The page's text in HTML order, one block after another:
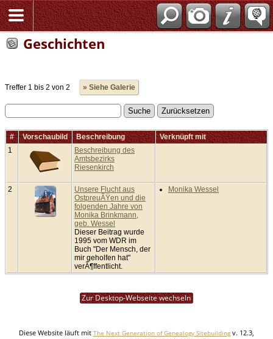
Geschichten
Treffer 1 bis 2 von 2 » Siehe Galerie
# Vorschaubild Beschreibung
Verknüpft mit
1
Beschreibung des
Amtsbezirks
Riesenkirch
2
Unsere Flucht aus
OstpreuÃŸen und die
folgenden Jahre von
Monika Brinkmann,
geb. Wessel
Dieser Beitrag wurde
1995 vom WDR im
Buch "Der Mensch, der
mir geholfen hat"
verÃ¶ffentlicht.
Monika Wessel
Zur Desktop-Webseite wechseln
Diese Website läuft mit The Next Generation of Genealogy Sitebuilding v. 12.3,